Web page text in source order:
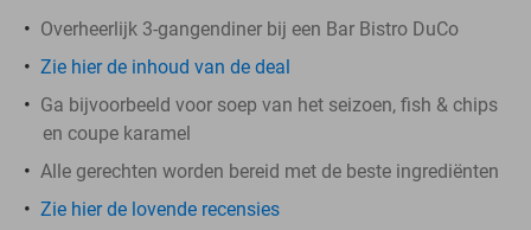
Overheerlijk 3-gangendiner bij een Bar Bistro DuCo
Zie hier de inhoud van de deal
Ga bijvoorbeeld voor soep van het seizoen, fish & chips
en coupe karamel
Alle gerechten worden bereid met de beste ingrediënten
Zie hier de lovende recensies